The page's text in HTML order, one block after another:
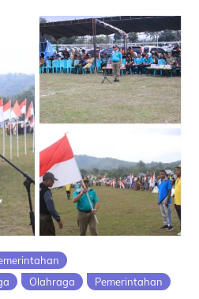
Olahraga
Pemerintahan